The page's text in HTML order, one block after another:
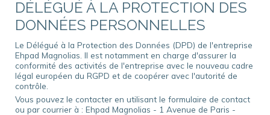
DÉLÉGUÉ À LA PROTECTION DES
DONNÉES PERSONNELLES
Le Délégué à la Protection des Données (DPD) de l'entreprise
Ehpad Magnolias. Il est notamment en charge d'assurer la
conformité des activités de l'entreprise avec le nouveau cadre
légal européen du RGPD et de coopérer avec l'autorité de
contrôle.
Vous pouvez le contacter en utilisant le formulaire de contact
ou par courrier à : Ehpad Magnolias - 1 Avenue de Paris -